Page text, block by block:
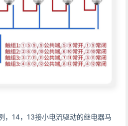
，14，13接小电流驱动的继电器马